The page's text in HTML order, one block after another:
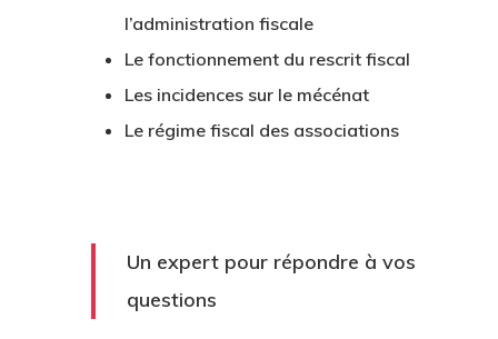
l’administration fiscale
Le fonctionnement du rescrit fiscal
Les incidences sur le mécénat
Le régime fiscal des associations
Un expert pour répondre à vos
questions